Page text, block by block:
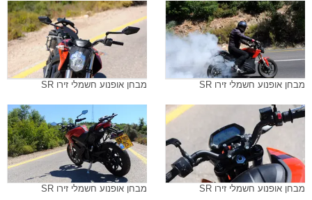
מבחן אופנוע חשמלי זירו SR מבחן אופנוע חשמלי זירו SR
מבחן אופנוע חשמלי זירו SR מבחן אופנוע חשמלי זירו SR